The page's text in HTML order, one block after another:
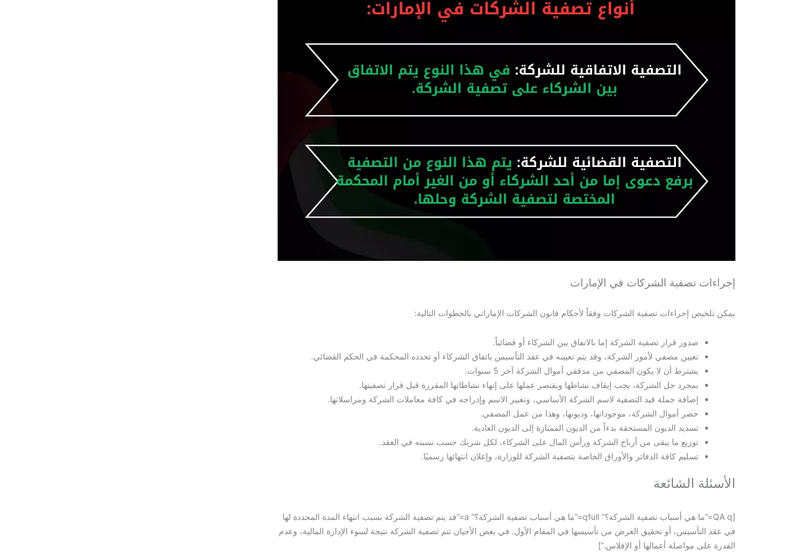
إجراءات تصفية الشركات في الإمارات
يمكن تلخيص إجراءات تصفية الشركات وفقاً لأحكام قانون الشركات الإماراتي بالخطوات التالية:
صدور قرار تصفية الشركة إما بالاتفاق بين الشركاء أو قضائياً.
تعيين مصفي لأمور الشركة، وقد يتم تعيينه في عقد التأسيس باتفاق الشركاء أو تحدده المحكمة في الحكم القضائي.
يشترط أن لا يكون المصفي من مدققي أموال الشركة آخر 5 سنوات.
بمجرد حل الشركة، يجب إيقاف نشاطها ويقتصر عملها على إنهاء نشاطاتها المقررة قبل قرار تصفيتها.
إضافة جملة قيد التصفية لاسم الشركة الأساسي، وتغيير الاسم وإدراجه في كافة معاملات الشركة ومراسلاتها.
حصر أموال الشركة، موجوداتها، وديونها، وهذا من عمل المصفي.
تسديد الديون المستحقة بدءاً من الديون الممتازة إلى الديون العادية.
توزيع ما يبقى من أرباح الشركة ورأس المال على الشركاء، لكل شريك حسب نسبته في العقد.
تسليم كافة الدفاتر والأوراق الخاصة بتصفية الشركة للوزارة، وإعلان انتهائها رسميًا.
الأسئلة الشائعة
[QA q=”ما هي أسباب تصفية الشركة؟” qfull=”ما هي أسباب تصفية الشركة؟” a=”قد يتم تصفية الشركة بسبب انتهاء المدة المحددة لها
في عقد التأسيس، أو تحقيق الغرض من تأسيسها في المقام الأول. في بعض الأحيان تتم تصفية الشركة نتيجة لسوء الإدارة المالية، وعدم
القدرة على مواصلة أعمالها أو الإفلاس.”]